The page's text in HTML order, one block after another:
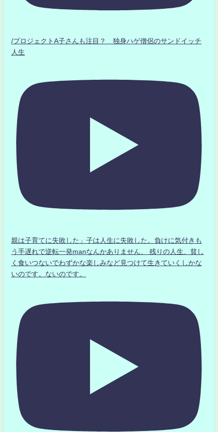
/プロジェクトA子さんも注目？ 独身ハゲ僧侶のサンドイッチ
人生
親は子育てに失敗した」子は人生に失敗した。負けに気付きも
う手遅れで逆転一発manなんかありません、 残りの人生、貧し
く食いつないでわずかな楽しみなど見つけて生きていくしかな
いのです。ないのです。